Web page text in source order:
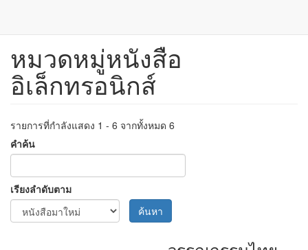
ข้าม
เนื้อหา
หมวดหมู่หนังสือ
อิเล็กทรอนิกส์
รายการที่กำลังแสดง 1 - 6 จากทั้งหมด 6
คำค้น
เรียงลำดับตาม
ค้นหา